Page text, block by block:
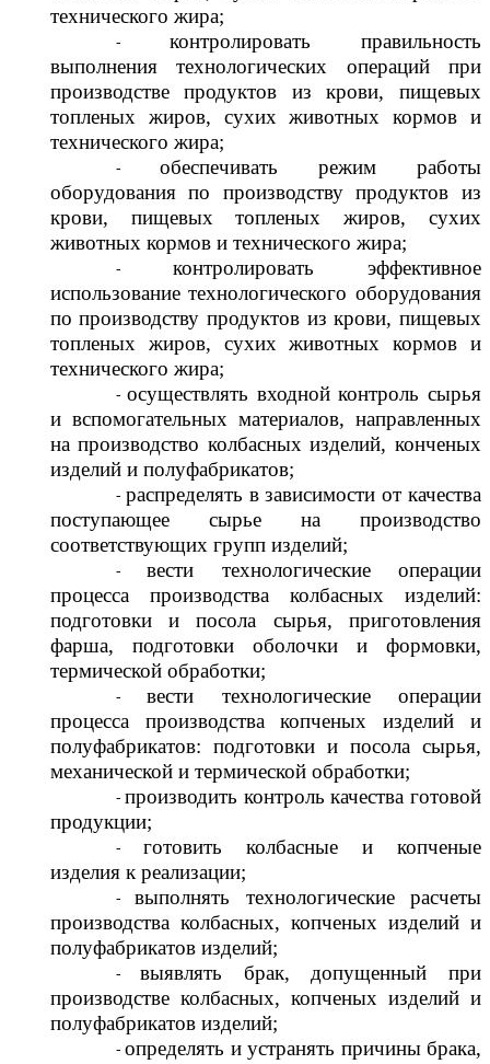
технического жира;
контролировать правильность
выполнения технологических операций при
производстве продуктов из крови, пищевых
топленых жиров, сухих животных кормов и
технического жира;
обеспечивать режим работы
оборудования по производству продуктов из
крови, пищевых топленых жиров, сухих
животных кормов и технического жира;
контролировать эффективное
использование технологического оборудования
по производству продуктов из крови, пищевых
топленых жиров, сухих животных кормов и
технического жира;
осуществлять входной контроль сырья
и вспомогательных материалов, направленных
на производство колбасных изделий, конченых
изделий и полуфабрикатов;
распределять в зависимости от качества
поступающее сырье на производство
соответствующих групп изделий;
вести технологические операции
процесса производства колбасных изделий:
подготовки и посола сырья, приготовления
фарша, подготовки оболочки и формовки,
термической обработки;
вести технологические операции
процесса производства копченых изделий и
полуфабрикатов: подготовки и посола сырья,
механической и термической обработки;
производить контроль качества готовой
продукции;
готовить колбасные и копченые
изделия к реализации;
выполнять технологические расчеты
производства колбасных, копченых изделий и
полуфабрикатов изделий;
выявлять брак, допущенный при
производстве колбасных, копченых изделий и
полуфабрикатов изделий;
определять и устранять причины брака,